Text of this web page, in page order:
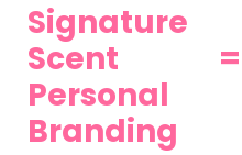
Signature
Scent =
Personal
Branding